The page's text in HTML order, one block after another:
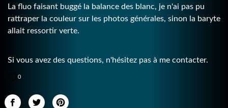
La fluo faisant buggé la balance des blanc, je n'ai pas pu
rattraper la couleur sur les photos générales, sinon la baryte
allait ressortir verte.
Si vous avez des questions, n'hésitez pas à me contacter.
0